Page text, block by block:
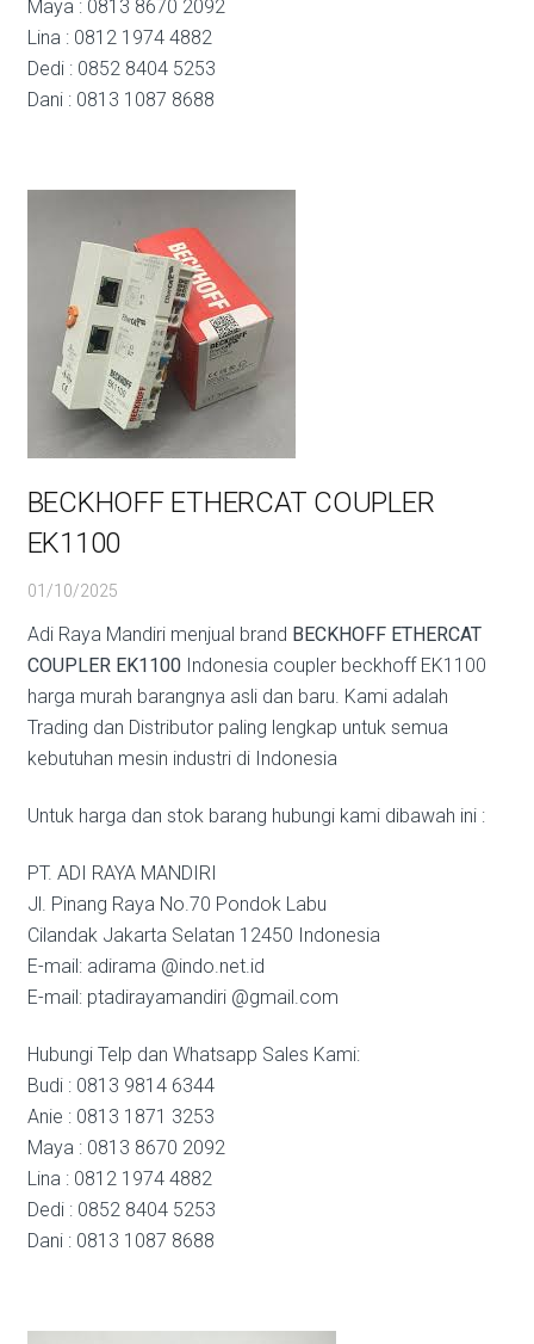
Maya : 0813 8670 2092
Lina : 0812 1974 4882
Dedi : 0852 8404 5253
Dani : 0813 1087 8688
BECKHOFF ETHERCAT COUPLER
EK1100
01/10/2025
Adi Raya Mandiri menjual brand BECKHOFF ETHERCAT
COUPLER EK1100Indonesia coupler beckhoff EK1100
harga murah barangnya asli dan baru. Kami adalah
Trading dan Distributor paling lengkap untuk semua
kebutuhan mesin industri di Indonesia
Untuk harga dan stok barang hubungi kami dibawah ini :
PT. ADI RAYA MANDIRI
Jl. Pinang Raya No.70 Pondok Labu
Cilandak Jakarta Selatan 12450 Indonesia
E-mail: adirama @indo.net.id
E-mail: ptadirayamandiri @gmail.com
Hubungi Telp dan Whatsapp Sales Kami:
Budi : 0813 9814 6344
Anie : 0813 1871 3253
Maya : 0813 8670 2092
Lina : 0812 1974 4882
Dedi : 0852 8404 5253
Dani : 0813 1087 8688